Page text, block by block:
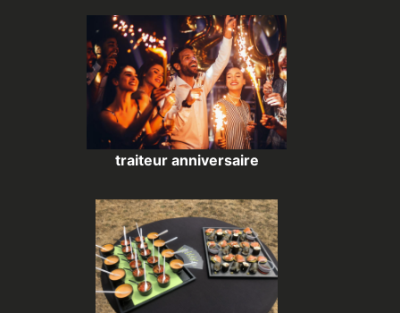
traiteur anniversaire